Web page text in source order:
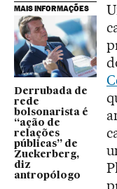
MAIS INFORMAÇÕES
Derrubada de
rede
bolsonarista é
“ação de
relações
públicas” de
Zuckerberg,
diz
antropólogo